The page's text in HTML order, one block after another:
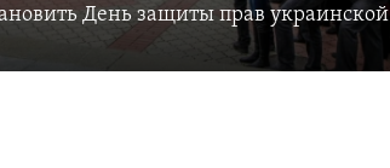
День защиты прав украинской